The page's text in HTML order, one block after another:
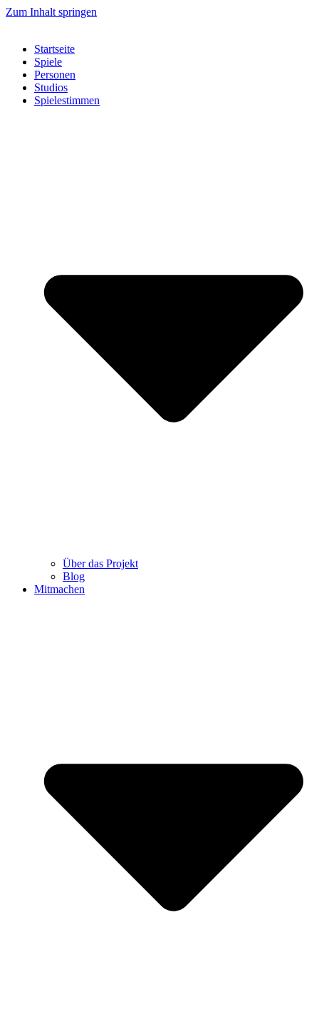
Zum Inhalt springen
Startseite
Spiele
Personen
Studios
Spielestimmen
Über das Projekt
Blog
Mitmachen